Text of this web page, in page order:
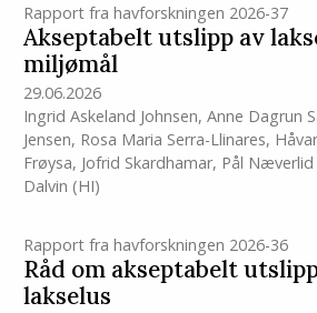
Rapport fra havforskningen 2026-37
Akseptabelt utslipp av
miljømål
29.06.2026
Ingrid Askeland Johnsen, Anne Dagrun
Jensen, Rosa Maria Serra-Llinares,
Frøysa, Jofrid Skardhamar, Pål
Dalvin (HI)
Rapport fra havforskningen 2026-36
Råd om akseptabelt
lakselus